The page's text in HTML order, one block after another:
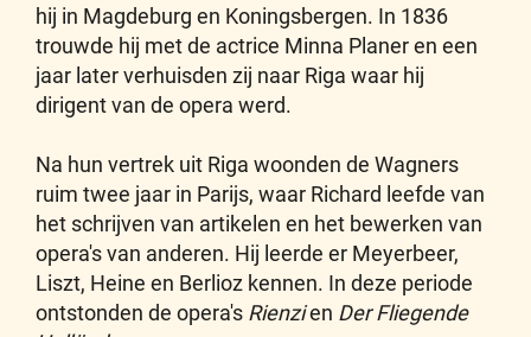
hij in Magdeburg en Koningsbergen. In 1836
trouwde hij met de actrice Minna Planer en een
jaar later verhuisden zij naar Riga waar hij
dirigent van de opera werd.
Na hun vertrek uit Riga woonden de Wagners
ruim twee jaar in Parijs, waar Richard leefde van
het schrijven van artikelen en het bewerken van
opera's van anderen. Hij leerde er Meyerbeer,
Liszt, Heine en Berlioz kennen. In deze periode
ontstonden de opera's Rienzien Der Fliegende